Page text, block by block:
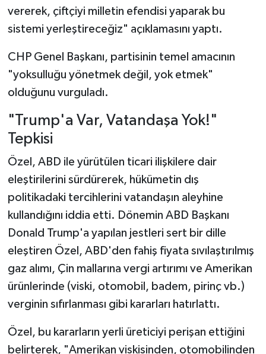
vererek, çiftçiyi milletin efendisi yaparak bu
sistemi yerleştireceğiz" açıklamasını yaptı.
CHP Genel Başkanı, partisinin temel amacının
"yoksulluğu yönetmek değil, yok etmek"
olduğunu vurguladı.
"Trump'a Var, Vatandaşa Yok!"
Tepkisi
Özel, ABD ile yürütülen ticari ilişkilere dair
eleştirilerini sürdürerek, hükümetin dış
politikadaki tercihlerini vatandaşın aleyhine
kullandığını iddia etti. Dönemin ABD Başkanı
Donald Trump'a yapılan jestleri sert bir dille
eleştiren Özel, ABD'den fahiş fiyata sıvılaştırılmış
gaz alımı, Çin mallarına vergi artırımı ve Amerikan
ürünlerinde (viski, otomobil, badem, pirinç vb.)
verginin sıfırlanması gibi kararları hatırlattı.
Özel, bu kararların yerli üreticiyi perişan ettiğini
belirterek, "Amerikan viskisinden, otomobilinden